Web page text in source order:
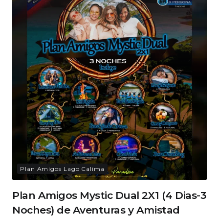
Plan Amigos Lago Calima
Plan Amigos Mystic Dual 2X1 (4 Dias-3
Noches) de Aventuras y Amistad